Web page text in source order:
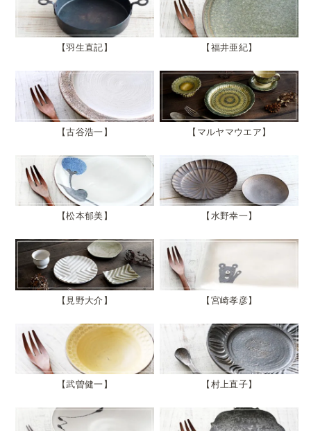
羽生直記 福井亜紀
古谷浩一 マルヤマウエア
松本郁美 水野幸一
見野大介 宮崎孝彦
武曽健一 村上直子